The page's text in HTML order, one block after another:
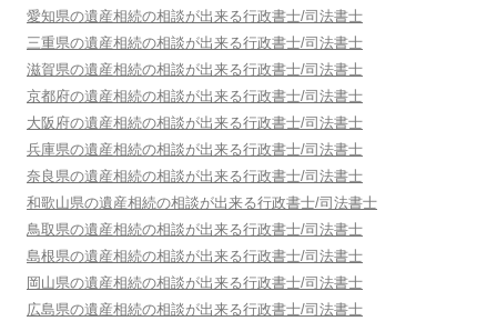
愛知県の遺産相続の相談が出来る行政書士/司法書士
三重県の遺産相続の相談が出来る行政書士/司法書士
滋賀県の遺産相続の相談が出来る行政書士/司法書士
京都府の遺産相続の相談が出来る行政書士/司法書士
大阪府の遺産相続の相談が出来る行政書士/司法書士
兵庫県の遺産相続の相談が出来る行政書士/司法書士
奈良県の遺産相続の相談が出来る行政書士/司法書士
和歌山県の遺産相続の相談が出来る行政書士/司法書士
鳥取県の遺産相続の相談が出来る行政書士/司法書士
島根県の遺産相続の相談が出来る行政書士/司法書士
岡山県の遺産相続の相談が出来る行政書士/司法書士
広島県の遺産相続の相談が出来る行政書士/司法書士